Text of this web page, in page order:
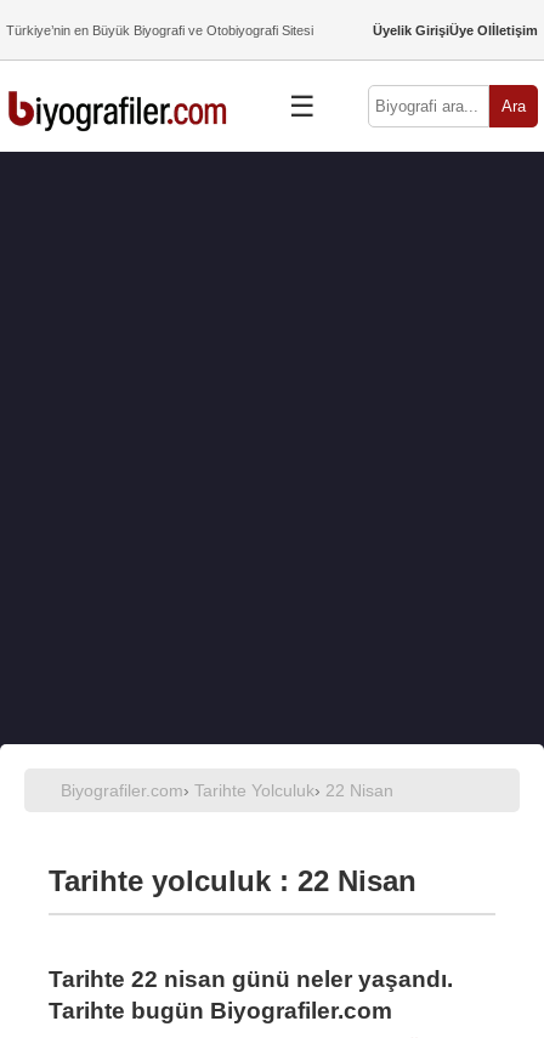
Türkiye’nin en Büyük Biyografi ve Otobiyografi Sitesi Üyelik GirişiÜye Olİletişim
☰ Ara
Biyografiler.com› Tarihte Yolculuk› 22 Nisan
Tarihte yolculuk : 22 Nisan
Tarihte 22 nisan günü neler yaşandı.
Tarihte bugün Biyografiler.com